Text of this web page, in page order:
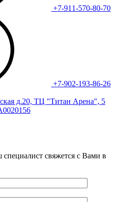
+7-911-570-80-70
+7-902-193-86-26
д.20, ТЦ "Титан Арена", 5
свяжется с Вами в